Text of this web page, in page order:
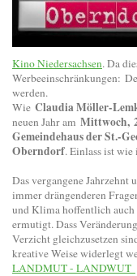
Kino Niedersachsen. Da
Werbeeinschränkungen:
werden.
Wie Claudia Möller-
neuen Jahr am Mittwoch,
Gemeindehaus der St.-
Oberndorf. Einlass ist
Das vergangene Jahrzehnt
immer drängenderen
und Klima hoffentlich auch
ermutigt. Dass
Verzicht gleichzusetzen
kreative Weise widerlegt
LANDMUT - LANDWUT